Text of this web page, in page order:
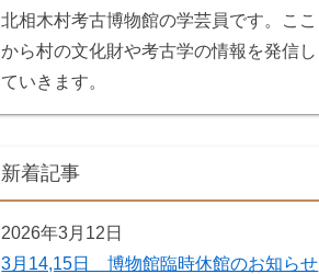
北相木村考古博物館の学芸員です。ここ
から村の文化財や考古学の情報を発信し
ていきます。
新着記事
2026年3月12日
3月14,15日 博物館臨時休館のお知らせ